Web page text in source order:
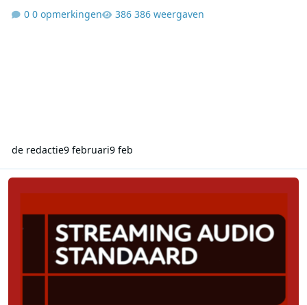
0 opmerkingen
386 weergaven
de redactie9 februari9 feb
NMO Streaming Audio Standaard: online luistergedrag decemer